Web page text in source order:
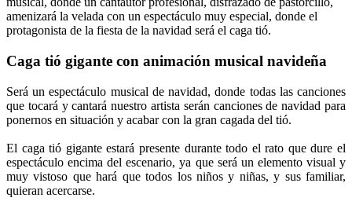
amenizará la velada con un espectáculo muy especial, donde el
protagonista de la fiesta de la navidad será el caga tió.
Caga tió gigante con animación musical navideña
Será un espectáculo musical de navidad, donde todas las canciones
que tocará y cantará nuestro artista serán canciones de navidad para
ponernos en situación y acabar con la gran cagada del tió.
El caga tió gigante estará presente durante todo el rato que dure el
espectáculo encima del escenario, ya que será un elemento visual y
muy vistoso que hará que todos los niños y niñas, y sus familiar,
quieran acercarse.